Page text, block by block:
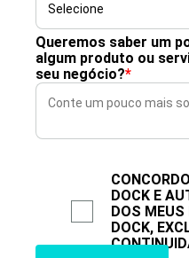
Queremos saber um
algum produto ou
seu negócio?*
DOCK E
DOS MEUS
DOCK,